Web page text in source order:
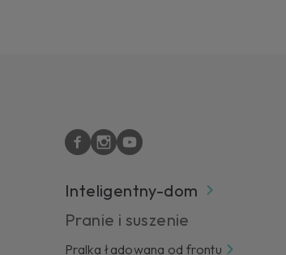
Inteligentny-dom
Pranie i suszenie
Pralka ładowana od frontu